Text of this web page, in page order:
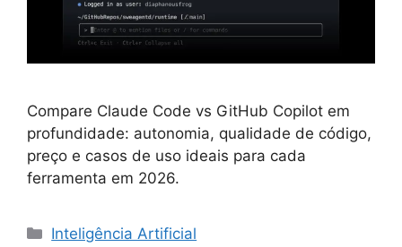
Compare Claude Code vs GitHub Copilot em
profundidade: autonomia, qualidade de código,
preço e casos de uso ideais para cada
ferramenta em 2026.
Categorias
Inteligência Artificial